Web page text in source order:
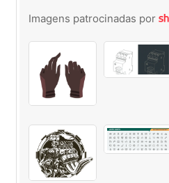
Imagens patrocinadas por